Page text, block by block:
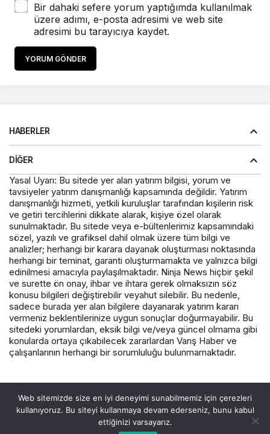
Bir dahaki sefere yorum yaptığımda kullanılmak
üzere adımı, e-posta adresimi ve web site
adresimi bu tarayıcıya kaydet.
YORUM GÖNDER
HABERLER
DIĞER
Yasal Uyarı: Bu sitede yer alan yatırım bilgisi, yorum ve
tavsiyeler yatırım danışmanlığı kapsamında değildir. Yatırım
danışmanlığı hizmeti, yetkili kuruluşlar tarafından kişilerin risk
ve getiri tercihlerini dikkate alarak, kişiye özel olarak
sunulmaktadır. Bu sitede veya e-bültenlerimiz kapsamındaki
sözel, yazılı ve grafiksel dahil olmak üzere tüm bilgi ve
analizler; herhangi bir karara dayanak oluşturması noktasında
herhangi bir teminat, garanti oluşturmamakta ve yalnızca bilgi
edinilmesi amacıyla paylaşılmaktadır. Ninja News hiçbir şekil
ve surette ön onay, ihbar ve ihtara gerek olmaksızın söz
konusu bilgileri değiştirebilir veyahut silebilir. Bu nedenle,
sadece burada yer alan bilgilere dayanarak yatırım kararı
vermeniz beklentilerinize uygun sonuçlar doğurmayabilir. Bu
sitedeki yorumlardan, eksik bilgi ve/veya güncel olmama gibi
konularda ortaya çıkabilecek zararlardan Varış Haber ve
çalışanlarının herhangi bir sorumluluğu bulunmamaktadır.
Web sitemizde size en iyi deneyimi sunabilmemiz için çerezleri
kullanıyoruz. Bu siteyi kullanmaya devam ederseniz, bunu kabul
ettiğinizi varsayarız.